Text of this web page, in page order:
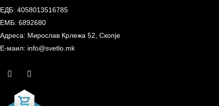
ЕДБ: 4058013516785
ЕМБ: 6892680
Адреса: Мирослав Крлежа 52, Скопје
Е-маил: info@svetlo.mk